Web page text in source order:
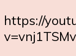
https://